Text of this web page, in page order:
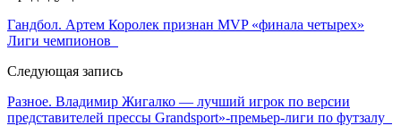
Гандбол. Артем Королек признан MVP «финала четырех»
Лиги чемпионов
Следующая запись
Разное. Владимир Жигалко — лучший игрок по версии
представителей прессы Grandsport»-премьер-лиги по футзалу